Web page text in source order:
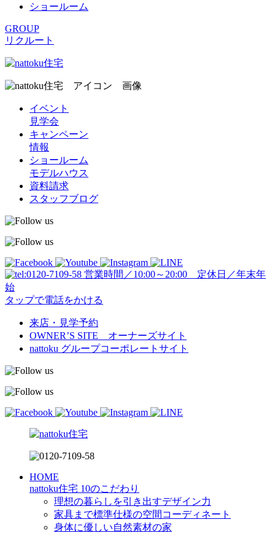
ショールーム
GROUP
リクルート
イベント
見学会
キャンペーン
情報
ショールーム
モデルハウス
資料請求
スタッフブログ
営業時間／10:00～20:00 定休日／年末年
始
タップで電話をかける
来店・見学予約
OWNER’S SITE オーナーズサイト
nattoku グループコーポレートサイト
HOME
nattoku住宅 10のこだわり
理想の暮らしを引き出すデザイン力
家具まで標準仕様の空間コーディネート
身体に優しい自然素材の家